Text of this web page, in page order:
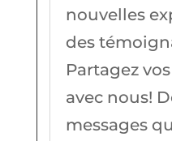
nouvelles
des
Partagez
avec nous!
messages